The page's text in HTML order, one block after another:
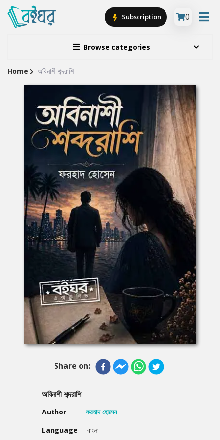
Browse categories
Subscription 0
Site
Breadcrumb
Home অবিনাশী শব্দরাশি
Share on:
অবিনাশী শব্দরাশি
Author
ফরহাদ হোসেন
Language
বাংলা